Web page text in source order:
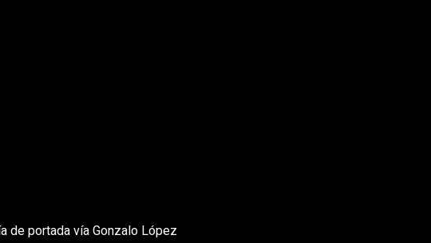
de portada vía Gonzalo López